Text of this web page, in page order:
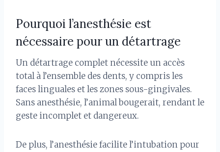
Pourquoi l’anesthésie est
nécessaire pour un détartrage
Un détartrage complet nécessite un accès
total à l’ensemble des dents, y compris les
faces linguales et les zones sous-gingivales.
Sans anesthésie, l’animal bougerait, rendant le
geste incomplet et dangereux.
De plus, l’anesthésie facilite l’intubation pour